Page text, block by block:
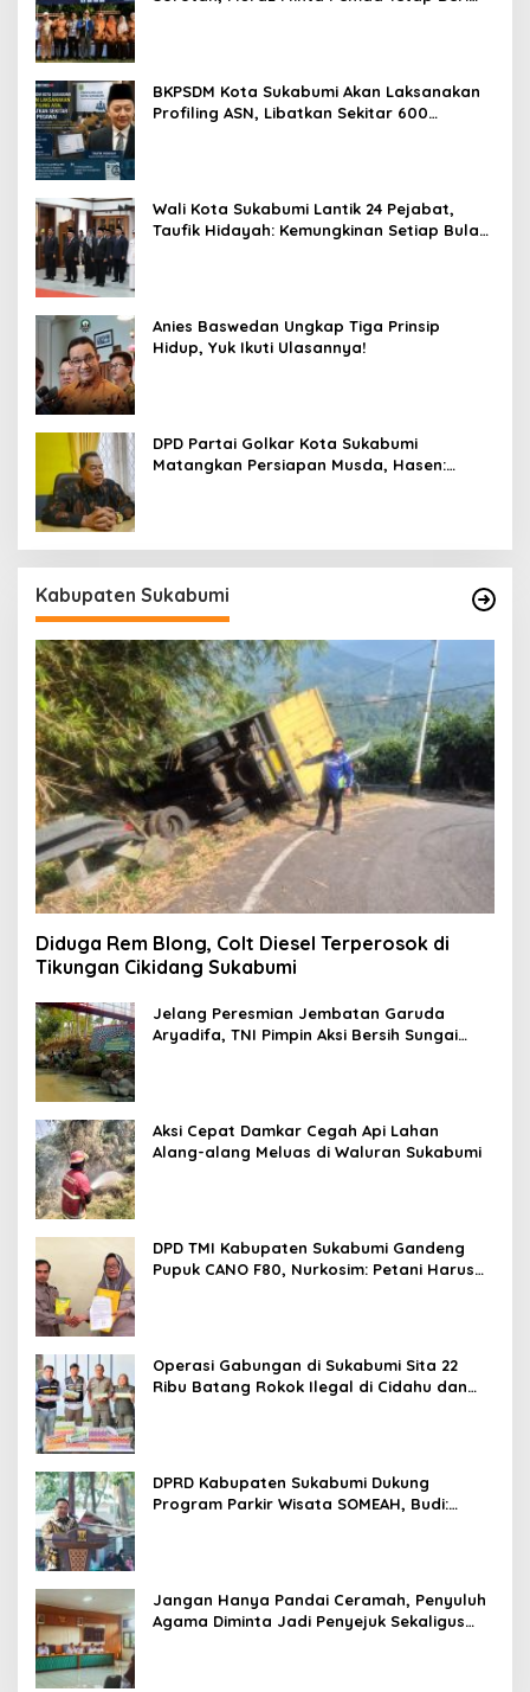
BKPSDM Kota Sukabumi Akan Laksanakan
Profiling ASN, Libatkan Sekitar 600
Wali Kota Sukabumi Lantik 24 Pejabat,
Taufik Hidayah: Kemungkinan Setiap Bulan
Anies Baswedan Ungkap Tiga Prinsip
Hidup, Yuk Ikuti Ulasannya!
DPD Partai Golkar Kota Sukabumi
Matangkan Persiapan Musda, Hasen:
Kabupaten Sukabumi
Diduga Rem Blong, Colt Diesel Terperosok di
Tikungan Cikidang Sukabumi
Jelang Peresmian Jembatan Garuda
Aryadifa, TNI Pimpin Aksi Bersih Sungai
Aksi Cepat Damkar Cegah Api Lahan
Alang-alang Meluas di Waluran Sukabumi
DPD TMI Kabupaten Sukabumi Gandeng
Pupuk CANO F80, Nurkosim: Petani Harus
Operasi Gabungan di Sukabumi Sita 22
Ribu Batang Rokok Ilegal di Cidahu dan
DPRD Kabupaten Sukabumi Dukung
Program Parkir Wisata SOMEAH, Budi:
Jangan Hanya Pandai Ceramah, Penyuluh
Agama Diminta Jadi Penyejuk Sekaligus